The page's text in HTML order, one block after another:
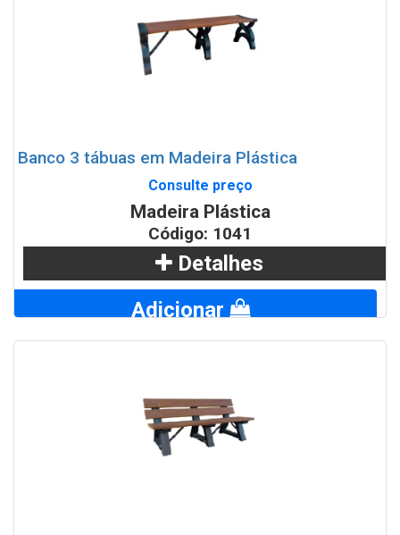
Banco 3 tábuas em Madeira Plástica
Consulte preço
Madeira Plástica
Código: 1041
Detalhes
Adicionar